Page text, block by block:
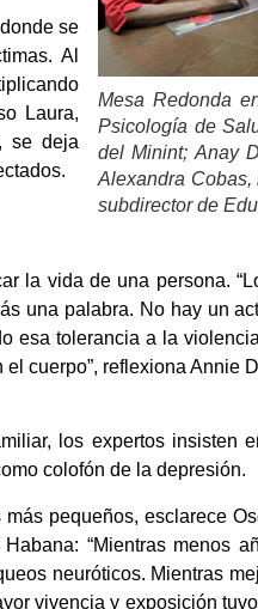
Mesa Redonda
Psicología de
del Minint; Anay
Alexandra Cobas,
subdirector de
se
Al
Laura,
se deja
la vida de una persona.
una palabra. No hay un
esa tolerancia a la
cuerpo”, reflexiona Annie
los expertos insisten
colofón de la depresión.
pequeños, esclarece
“Mientras menos
neuróticos. Mientras
vivencia y exposición